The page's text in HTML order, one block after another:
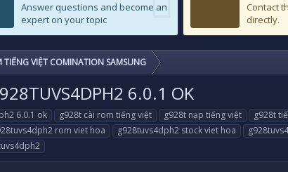
Answer questions and become an
expert on your topic
Contact
directly.
TIẾNG VIỆT COMINATION SAMSUNG
6.0.1 OK
6.0.1 ok g928t cài rom tiếng việt g928t nạp tiếng việt g928t
rom viet hoa g928tuvs4dph2 stock viet hoa